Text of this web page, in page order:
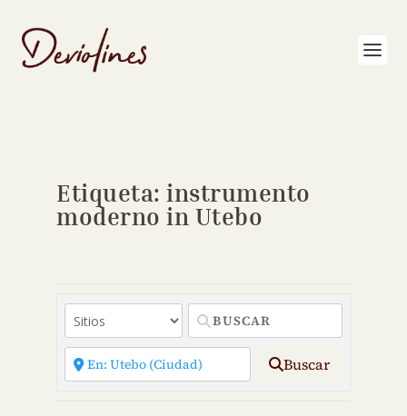
Etiqueta: instrumento
moderno in Utebo
Buscar